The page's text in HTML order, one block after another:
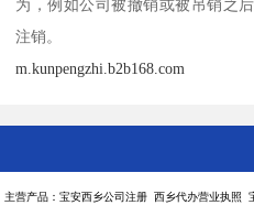
为，例如公司被撤销或被吊销之
注销。
m.kunpengzhi.b2b168.com
主营产品：宝安西乡公司注册 西乡代办营业执